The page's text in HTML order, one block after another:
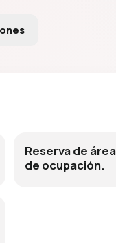
Reserva de
de ocupación.